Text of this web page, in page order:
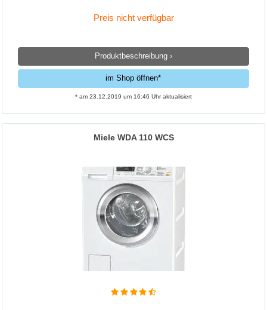
Preis nicht verfügbar
Produktbeschreibung ›
im Shop öffnen*
* am 23.12.2019 um 16:46 Uhr aktualisiert
Miele WDA 110 WCS